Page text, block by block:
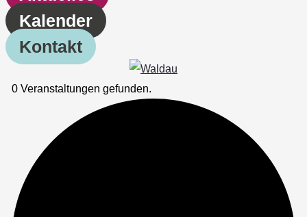
Kalender
Kontakt
0 Veranstaltungen gefunden.